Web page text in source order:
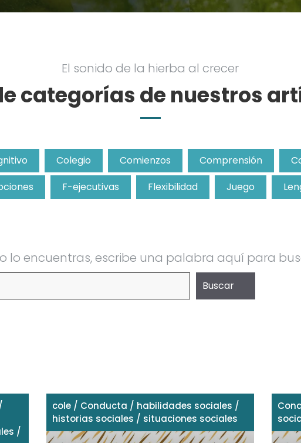
El sonido de la hierba al crecer
categorías de nuestros
Colegio Comienzos Comprensión
F-ejecutivas Flexibilidad Juego
lo encuentras, escribe una palabra aquí para
Buscar
/
cole / Conducta / habilidades sociales /
historias sociales / situaciones sociales